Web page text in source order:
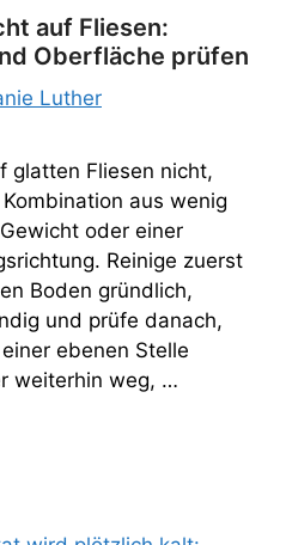
auf Fliesen:
Oberfläche prüfen
Luther
glatten Fliesen nicht,
aus wenig
oder einer
Reinige zuerst
Boden gründlich,
und prüfe danach,
ebenen Stelle
weiterhin weg, …